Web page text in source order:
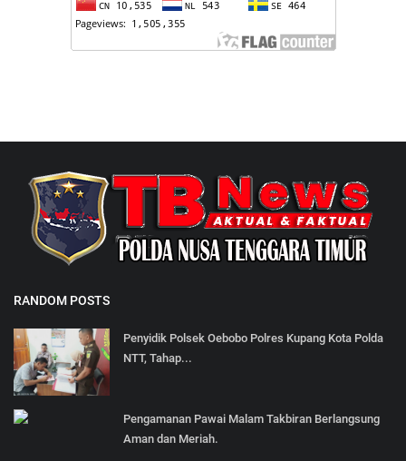
RANDOM POSTS
Penyidik Polsek Oebobo Polres Kupang Kota Polda
NTT, Tahap...
Pengamanan Pawai Malam Takbiran Berlangsung
Aman dan Meriah.